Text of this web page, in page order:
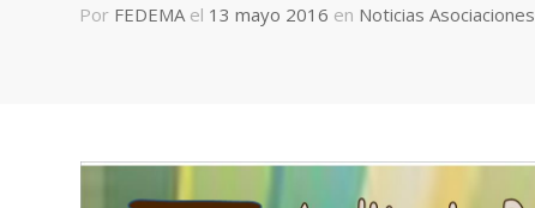
Por FEDEMA el 13 mayo 2016 en Noticias Asociaciones